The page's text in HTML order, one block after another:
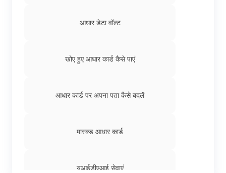
आधार डेटा वॉल्ट
खोए हुए आधार कार्ड कैसे पाएं
आधार कार्ड पर अपना पता कैसे बदलें
मास्क्ड आधार कार्ड
यूआईडीएआई सेवाएं